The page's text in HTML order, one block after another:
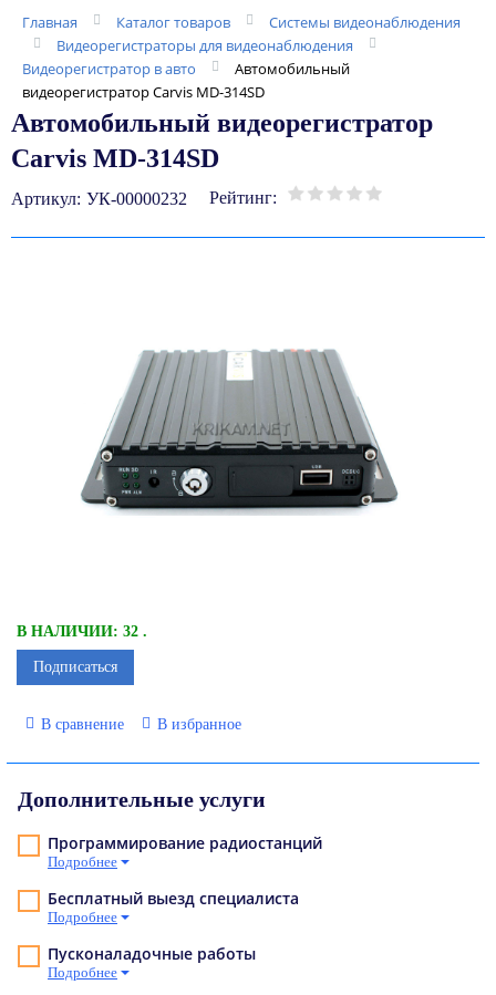
Главная Каталог товаров
Системы видеонаблюдения
Видеорегистраторы для видеонаблюдения
Видеорегистратор в авто
Автомобильный
видеорегистратор Carvis MD-314SD
Автомобильный видеорегистратор
Carvis MD-314SD
Артикул: УК-00000232 Рейтинг:
В НАЛИЧИИ: 32 .
Подписаться
В сравнение В избранное
Дополнительные услуги
Программирование радиостанций
Подробнее
Бесплатный выезд специалиста
Подробнее
Пусконаладочные работы
Подробнее